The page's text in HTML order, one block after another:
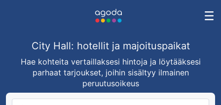
City Hall: hotellit ja majoituspaikat
Hae kohteita vertaillaksesi hintoja ja löytääksesi
parhaat tarjoukset, joihin sisältyy ilmainen
peruutusoikeus